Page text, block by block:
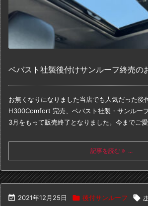
ベバスト社製後付けサンルーフ終売の
お無くなりになりました当店でも人気だった後
H300Comfort 完売、ベバスト社製・サンルー
3月をもって販売終了となりました。 今までご
記事を読む ...
 2021年12月25日  後付サンルーフ 